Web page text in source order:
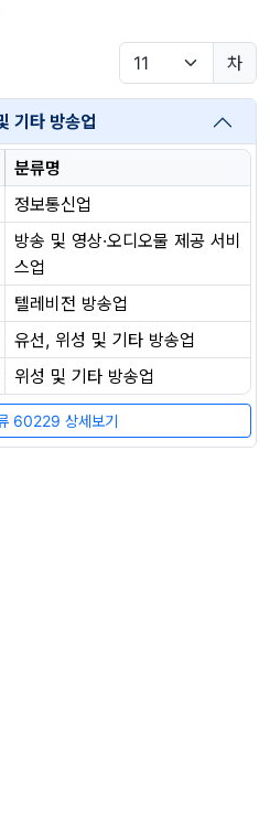
차
기타 방송업
분류명
정보통신업
방송 및 영상·오디오물 제공 서비
스업
텔레비전 방송업
유선, 위성 및 기타 방송업
위성 및 기타 방송업
60229 상세보기